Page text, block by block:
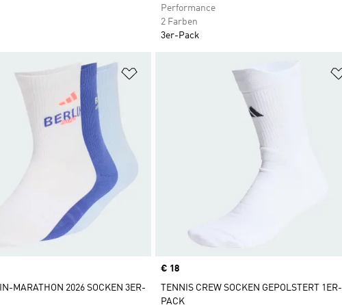
Performance
2 Farben
3er-Pack
hinzufügen Zur Wunschliste hinzufügen
MARATHON 2026 SOCKEN 3ER-
Price
€ 18
TENNIS CREW SOCKEN GEPOLSTERT 1ER-
PACK